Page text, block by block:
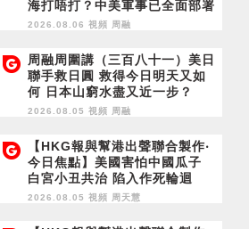
海打唔打？中美軍事已全面部署
2028年1月台灣選舉是臨界點？
2026.08.06 視頻 周融
周融周圍講（三百八十一）美日
聯手救日圓 救得今日明天又如
何 日本山窮水盡又近一步？
2026.08.05 視頻 周融
【HKG報與幫港出聲聯合製作‧
今日焦點】美國害怕中國瓜子
白宮小丑共治 陷入作死輪迴
2026.08.05 視頻 周天慧